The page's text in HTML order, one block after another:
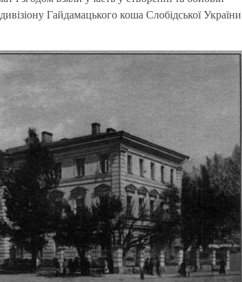
Гайдамацького коша Слобідської України